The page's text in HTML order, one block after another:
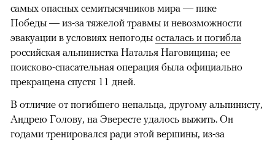
самых опасных семитысячников мира — пике
Победы — из-за тяжелой травмы и невозможности
эвакуации в условиях непогоды осталась и погибла
российская альпинистка Наталья Наговицина; ее
поисково-спасательная операция была официально
прекращена спустя 11 дней.
В отличие от погибшего непальца, другому альпинисту,
Андрею Голову, на Эвересте удалось выжить. Он
годами тренировался ради этой вершины, из-за